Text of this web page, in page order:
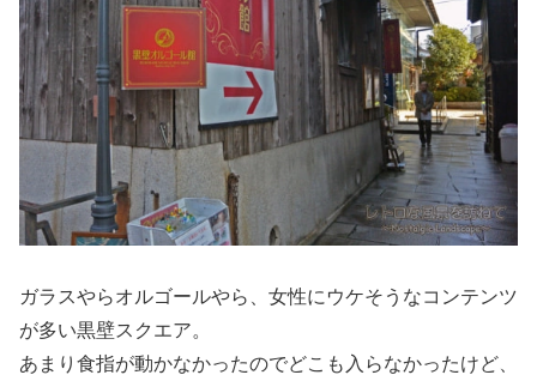
ガラスやらオルゴールやら、女性にウケそうなコンテンツ
が多い黒壁スクエア。
あまり食指が動かなかったのでどこも入らなかったけど、